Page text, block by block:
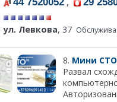
ул. Левкова, 37
8. Мини СТО
Развал